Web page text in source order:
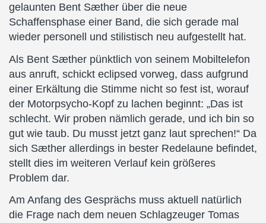
gelaunten Bent Sæther über die neue
Schaffensphase einer Band, die sich gerade mal
wieder personell und stilistisch neu aufgestellt hat.
Als Bent Sæther pünktlich von seinem Mobiltelefon
aus anruft, schickt eclipsed vorweg, dass aufgrund
einer Erkältung die Stimme nicht so fest ist, worauf
der Motorpsycho-Kopf zu lachen beginnt: „Das ist
schlecht. Wir proben nämlich gerade, und ich bin so
gut wie taub. Du musst jetzt ganz laut sprechen!“ Da
sich Sæther allerdings in bester Redelaune befindet,
stellt dies im weiteren Verlauf kein größeres
Problem dar.
Am Anfang des Gesprächs muss aktuell natürlich
die Frage nach dem neuen Schlagzeuger Tomas